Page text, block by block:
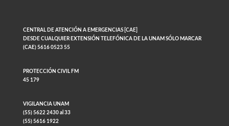
CENTRAL DE ATENCIÓN A EMERGENCIAS [CAE]
DESDE CUALQUIER EXTENSIÓN TELEFÓNICA DE LA UNAM SÓLO MARCAR
(CAE) 5616 0523 55
PROTECCIÓN CIVIL FM
45 179
VIGILANCIA UNAM
(55) 5622 2430 al 33
(55) 5616 1922